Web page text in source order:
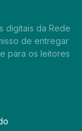
digitais da Rede
de entregar
para os leitores